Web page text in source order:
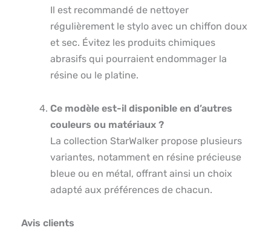
Il est recommandé de nettoyer
régulièrement le stylo avec un chiffon doux
et sec. Évitez les produits chimiques
abrasifs qui pourraient endommager la
résine ou le platine.
Ce modèle est-il disponible en d’autres
couleurs ou matériaux ?
La collection StarWalker propose plusieurs
variantes, notamment en résine précieuse
bleue ou en métal, offrant ainsi un choix
adapté aux préférences de chacun.
Avis clients